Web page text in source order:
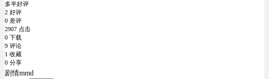
多半好评
2 好评
0 差评
2907 点击
0 下载
9 评论
1 收藏
0 分享
剧情mmd